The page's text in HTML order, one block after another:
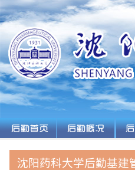
沈阳药科大学后勤基建